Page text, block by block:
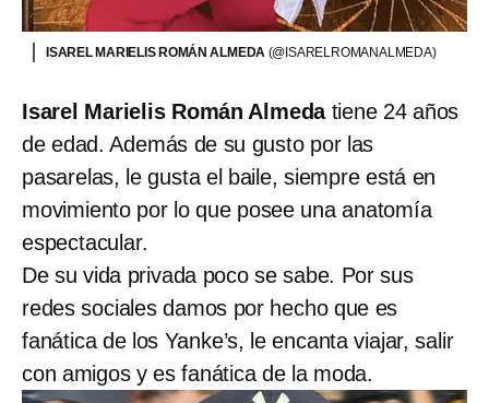
ISAREL MARIELIS ROMÁN ALMEDA (@ISARELROMANALMEDA)
Isarel Marielis Román Almedatiene 24 años
de edad. Además de su gusto por las
pasarelas, le gusta el baile, siempre está en
movimiento por lo que posee una anatomía
espectacular.
De su vida privada poco se sabe. Por sus
redes sociales damos por hecho que es
fanática de los Yanke’s, le encanta viajar, salir
con amigos y es fanática de la moda.